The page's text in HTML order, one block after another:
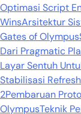
Optimasi Script
WinsArsitektur
Gates of Olympus
Dari Pragmatic
Layar Sentuh
Stabilisasi
2Pembaruan
OlympusTeknik